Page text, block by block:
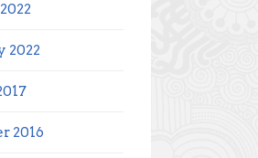
2022
2016